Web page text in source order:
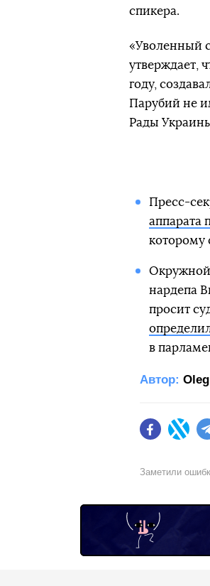
спикера.
«Уволенный
утверждает,
году,
Парубий не
Рады
Пресс-
аппарата
которому
Окружной
нардепа
просит
в
Автор:
Facebook
Заметили